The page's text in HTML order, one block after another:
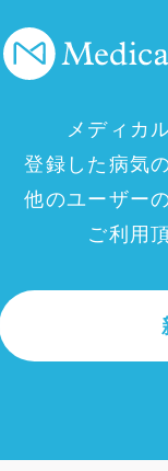
メディカ
登録した病気
他のユーザー
ご利用